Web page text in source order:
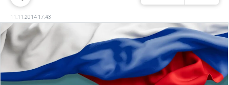
11.11.2014 17:43